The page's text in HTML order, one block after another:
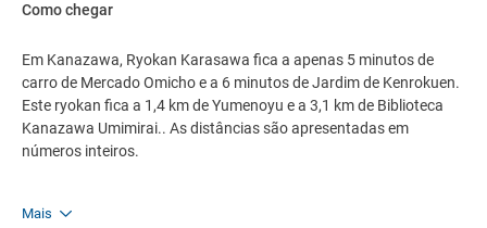
Como chegar
Em Kanazawa, Ryokan Karasawa fica a apenas 5 minutos de
carro de Mercado Omicho e a 6 minutos de Jardim de Kenrokuen.
Este ryokan fica a 1,4 km de Yumenoyu e a 3,1 km de Biblioteca
Kanazawa Umimirai.. As distâncias são apresentadas em
números inteiros.
Mais